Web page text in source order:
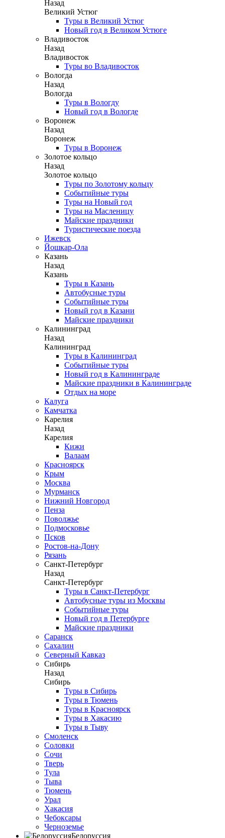
Назад
Великий Устюг
Туры в Великий Устюг
Новый год в Великом Устюге
Владивосток
Назад
Владивосток
Туры во Владивосток
Вологда
Назад
Вологда
Туры в Вологду
Новый год в Вологде
Воронеж
Назад
Воронеж
Туры в Воронеж
Золотое кольцо
Назад
Золотое кольцо
Туры по Золотому кольцу
Событийные туры
Туры на Новый год
Туры на Масленицу
Майские праздники
Туристические поезда
Ижевск
Йошкар-Ола
Казань
Назад
Казань
Туры в Казань
Автобусные туры
Событийные туры
Новый год в Казани
Майские праздники
Калининград
Назад
Калининград
Туры в Калининград
Событийные туры
Новый год в Калининграде
Майские праздники в Калининграде
Отдых на море
Калуга
Камчатка
Карелия
Назад
Карелия
Кижи
Валаам
Красноярск
Крым
Москва
Мурманск
Нижний Новгород
Пенза
Поволжье
Подмосковье
Псков
Ростов-на-Дону
Рязань
Санкт-Петербург
Назад
Санкт-Петербург
Туры в Санкт-Петербург
Автобусные туры из Москвы
Событийные туры
Новый год в Петербурге
Майские праздники
Саранск
Сахалин
Северный Кавказ
Сибирь
Назад
Сибирь
Туры в Сибирь
Туры в Тюмень
Туры в Красноярск
Туры в Хакасию
Туры в Тыву
Смоленск
Соловки
Сочи
Тверь
Тула
Тыва
Тюмень
Урал
Хакасия
Чебоксары
Черноземье
Белоруссия